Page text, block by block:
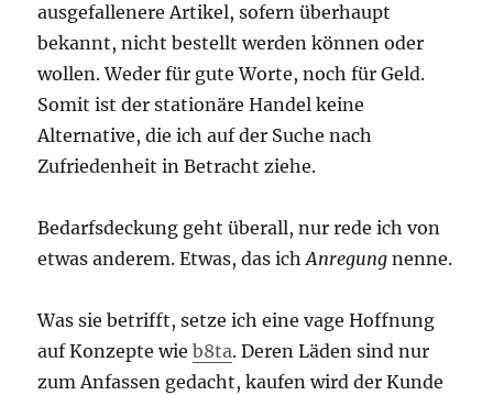
ausgefallenere Artikel, sofern überhaupt
bekannt, nicht bestellt werden können oder
wollen. Weder für gute Worte, noch für Geld.
Somit ist der stationäre Handel keine
Alternative, die ich auf der Suche nach
Zufriedenheit in Betracht ziehe.
Bedarfsdeckung geht überall, nur rede ich von
etwas anderem. Etwas, das ichAnregungnenne.
Was sie betrifft, setze ich eine vage Hoffnung
auf Konzepte wieb8ta. Deren Läden sind nur
zum Anfassen gedacht, kaufen wird der Kunde